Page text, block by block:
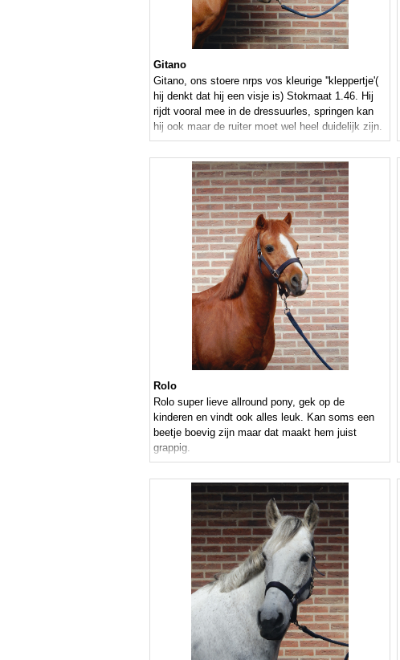
Gitano
Gitano, ons stoere nrps vos kleurige ''kleppertje'(
hij denkt dat hij een visje is) Stokmaat 1.46. Hij
rijdt vooral mee in de dressuurles, springen kan
hij ook maar de ruiter moet wel heel duidelijk zijn.
Rolo
Rolo super lieve allround pony, gek op de
kinderen en vindt ook alles leuk. Kan soms een
beetje boevig zijn maar dat maakt hem juist
grappig.